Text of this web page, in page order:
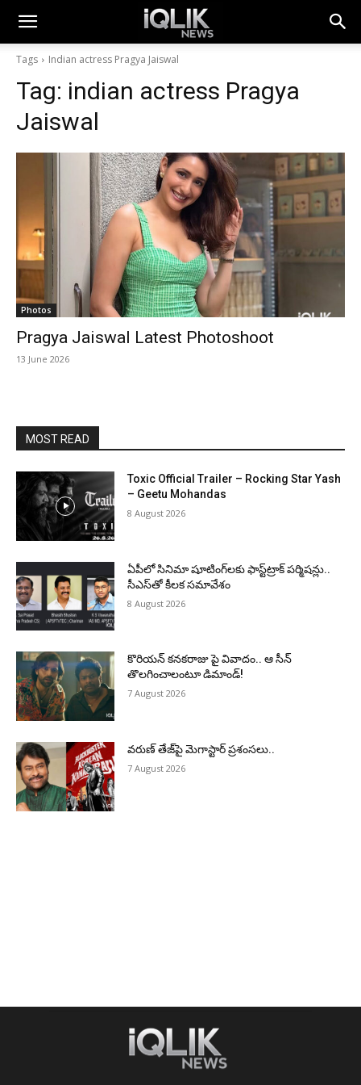
Tags Indian actress Pragya Jaiswal
Tag: indian actress Pragya
Jaiswal
Photos
Pragya Jaiswal Latest Photoshoot
13 June 2026
MOST READ
Toxic Official Trailer – Rocking Star Yash
– Geetu Mohandas
8 August 2026
ఏపీలో సినిమా షూటింగ్‌లకు ఫాస్ట్‌ట్రాక్ పర్మిషన్లు..
సీఎస్‌తో కీలక సమావేశం
8 August 2026
కొరియన్ కనకరాజు పై వివాదం.. ఆ సీన్
తొలగించాలంటూ డిమాండ్!
7 August 2026
వరుణ్ తేజ్‌పై మెగాస్టార్ ప్రశంసలు..
7 August 2026